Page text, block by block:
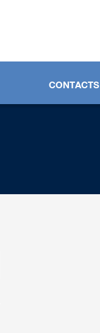
CONTACTS